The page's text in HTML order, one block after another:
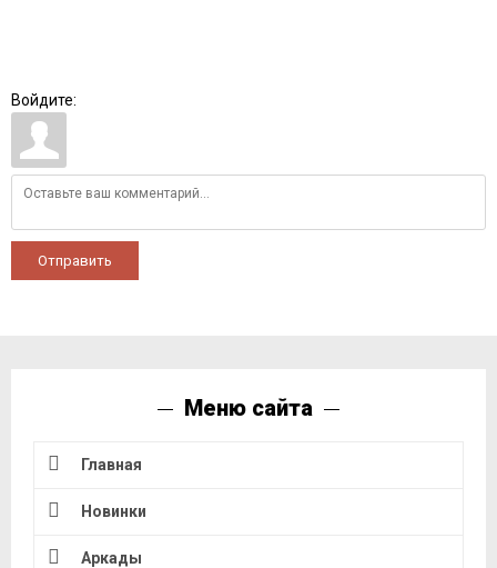
Войдите:
Отправить
Меню сайта
Главная
Новинки
Аркады